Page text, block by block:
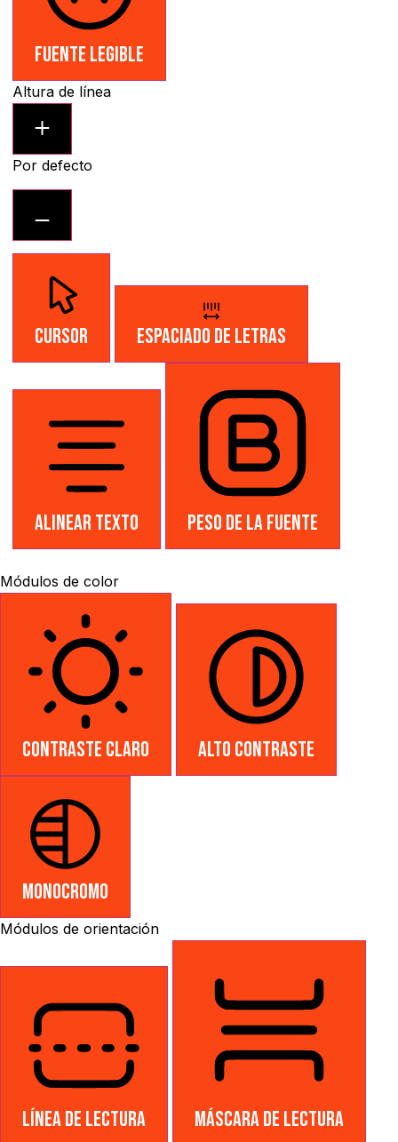
Fuente legible
Altura de línea
Por defecto
Cursor Espaciado de letras
Alinear texto Peso de la fuente
Módulos de color
Contraste claro Alto contraste
Monocromo
Módulos de orientación
Línea de lectura Máscara de lectura